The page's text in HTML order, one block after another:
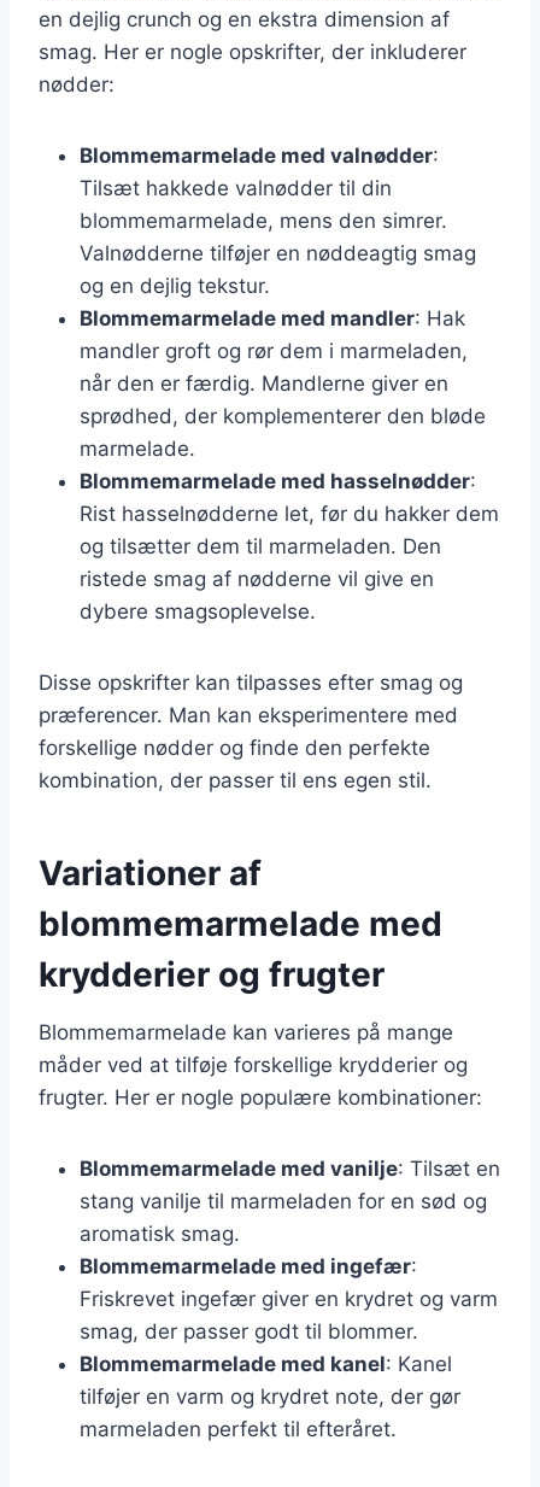
en dejlig crunch og en ekstra dimension af
smag. Her er nogle opskrifter, der inkluderer
nødder:
Blommemarmelade med valnødder:
Tilsæt hakkede valnødder til din
blommemarmelade, mens den simrer.
Valnødderne tilføjer en nøddeagtig smag
og en dejlig tekstur.
Blommemarmelade med mandler: Hak
mandler groft og rør dem i marmeladen,
når den er færdig. Mandlerne giver en
sprødhed, der komplementerer den bløde
marmelade.
Blommemarmelade med hasselnødder:
Rist hasselnødderne let, før du hakker dem
og tilsætter dem til marmeladen. Den
ristede smag af nødderne vil give en
dybere smagsoplevelse.
Disse opskrifter kan tilpasses efter smag og
præferencer. Man kan eksperimentere med
forskellige nødder og finde den perfekte
kombination, der passer til ens egen stil.
Variationer af
blommemarmelade med
krydderier og frugter
Blommemarmelade kan varieres på mange
måder ved at tilføje forskellige krydderier og
frugter. Her er nogle populære kombinationer:
Blommemarmelade med vanilje: Tilsæt en
stang vanilje til marmeladen for en sød og
aromatisk smag.
Blommemarmelade med ingefær:
Friskrevet ingefær giver en krydret og varm
smag, der passer godt til blommer.
Blommemarmelade med kanel: Kanel
tilføjer en varm og krydret note, der gør
marmeladen perfekt til efteråret.